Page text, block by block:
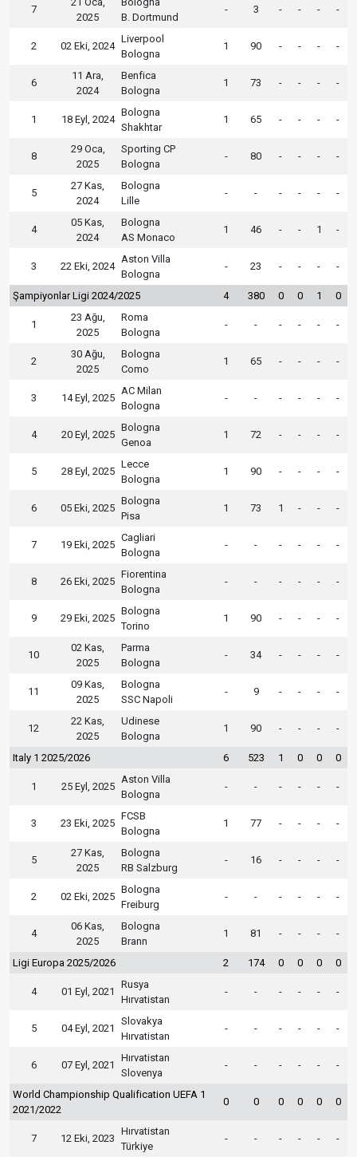
7
2025
B. Dortmund
- 3 - - - -
2 02 Eki, 2024
Liverpool
Bologna
1 90 - - - -
6
11 Ara,
2024
Benfica
Bologna
1 73 - - - -
1 18 Eyl, 2024
Bologna
Shakhtar
1 65 - - - -
8
29 Oca,
2025
Sporting CP
Bologna
- 80 - - - -
5
27 Kas,
2024
Bologna
Lille
- - - - - -
4
05 Kas,
2024
Bologna
AS Monaco
1 46 - - 1 -
3 22 Eki, 2024
Aston Villa
Bologna
- 23 - - - -
Şampiyonlar Ligi 2024/2025 4 380 0 0 1 0
1
23 Ağu,
2025
Roma
Bologna
- - - - - -
2
30 Ağu,
2025
Bologna
Como
1 65 - - - -
3 14 Eyl, 2025
AC Milan
Bologna
- - - - - -
4 20 Eyl, 2025
Bologna
Genoa
1 72 - - - -
5 28 Eyl, 2025
Lecce
Bologna
1 90 - - - -
6 05 Eki, 2025
Bologna
Pisa
1 73 1 - - -
7 19 Eki, 2025
Cagliari
Bologna
- - - - - -
8 26 Eki, 2025
Fiorentina
Bologna
- - - - - -
9 29 Eki, 2025
Bologna
Torino
1 90 - - - -
10
02 Kas,
2025
Parma
Bologna
- 34 - - - -
11
09 Kas,
2025
Bologna
SSC Napoli
- 9 - - - -
12
22 Kas,
2025
Udinese
Bologna
1 90 - - - -
Italy 1 2025/2026 6 523 1 0 0 0
1 25 Eyl, 2025
Aston Villa
Bologna
- - - - - -
3 23 Eki, 2025
FCSB
Bologna
1 77 - - - -
5
27 Kas,
2025
Bologna
RB Salzburg
- 16 - - - -
2 02 Eki, 2025
Bologna
Freiburg
- - - - - -
4
06 Kas,
2025
Bologna
Brann
1 81 - - - -
Ligi Europa 2025/2026 2 174 0 0 0 0
4 01 Eyl, 2021
Rusya
Hırvatistan
- - - - - -
5 04 Eyl, 2021
Slovakya
Hırvatistan
- - - - - -
6 07 Eyl, 2021
Hırvatistan
Slovenya
- - - - - -
World Championship Qualification UEFA 1
2021/2022
0 0 0 0 0 0
7 12 Eki, 2023
Hırvatistan
Türkiye
- - - - - -